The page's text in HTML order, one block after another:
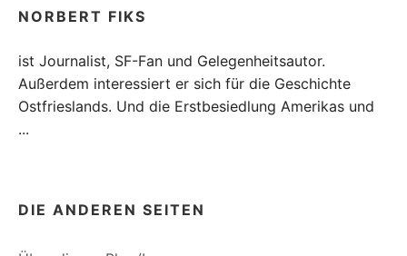
NORBERT FIKS
ist Journalist, SF-Fan und Gelegenheitsautor.
Außerdem interessiert er sich für die Geschichte
Ostfrieslands. Und die Erstbesiedlung Amerikas und
...
DIE ANDEREN SEITEN